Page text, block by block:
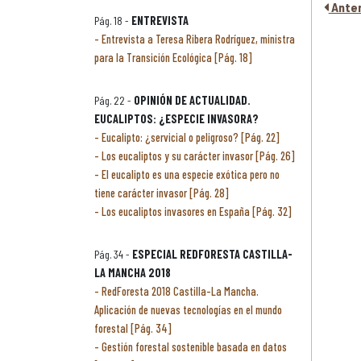
Pág. 18 - ENTREVISTA
Entrevista a Teresa Ribera Rodríguez, ministra
para la Transición Ecológica [Pág. 18]
Pág. 22 - OPINIÓN DE ACTUALIDAD.
EUCALIPTOS: ¿ESPECIE INVASORA?
Eucalipto: ¿servicial o peligroso? [Pág. 22]
Los eucaliptos y su carácter invasor [Pág. 26]
El eucalipto es una especie exótica pero no
tiene carácter invasor [Pág. 28]
Los eucaliptos invasores en España [Pág. 32]
Pág. 34 - ESPECIAL REDFORESTA CASTILLA-
LA MANCHA 2018
RedForesta 2018 Castilla-La Mancha.
Aplicación de nuevas tecnologías en el mundo
forestal [Pág. 34]
Gestión forestal sostenible basada en datos